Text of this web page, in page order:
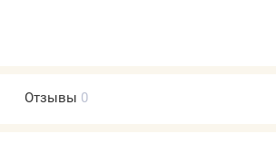
Отзывы 0